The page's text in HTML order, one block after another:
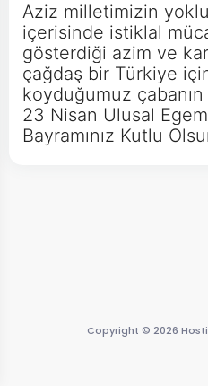
Aziz milletimizin
içerisinde istiklal
gösterdiği azim ve
çağdaş bir Türkiye
koyduğumuz çabanın
23 Nisan Ulusal
Bayramınız Kutlu
Copyright © 2026